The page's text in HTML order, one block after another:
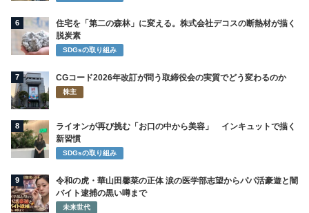
6
住宅を「第二の森林」に変える。株式会社デコスの断熱材が描く
脱炭素
SDGsの取り組み
7 CGコード2026年改訂が問う取締役会の実質でどう変わるのか
株主
8
ライオンが再び挑む「お口の中から美容」 インキュットで描く
新習慣
SDGsの取り組み
9
令和の虎・華山田馨菜の正体 涙の医学部志望からパパ活豪遊と闇
バイト逮捕の黒い噂まで
未来世代